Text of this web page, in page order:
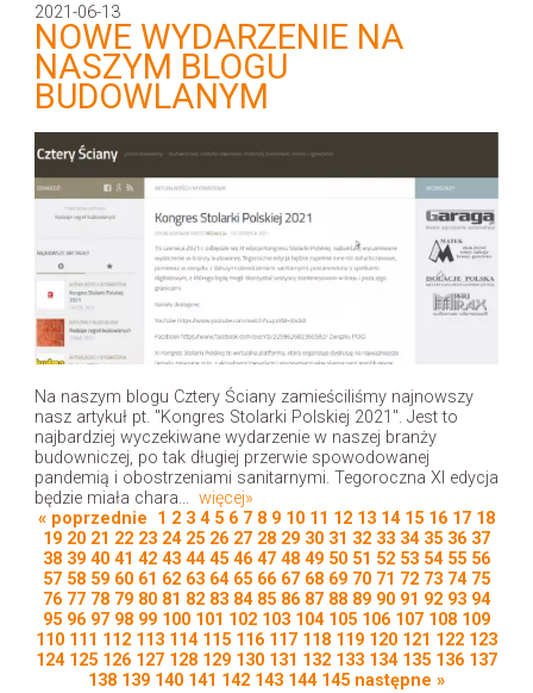
2021-06-13
NOWE WYDARZENIE NA
NASZYM BLOGU
BUDOWLANYM
Na naszym blogu Cztery Ściany zamieściliśmy najnowszy
nasz artykuł pt. "Kongres Stolarki Polskiej 2021". Jest to
najbardziej wyczekiwane wydarzenie w naszej branży
budowniczej, po tak długiej przerwie spowodowanej
pandemią i obostrzeniami sanitarnymi. Tegoroczna XI edycja
będzie miała chara... więcej»
« poprzednie 1 2 3 4 5 6 7 8 9 10 11 12 13 14 15 16 17 18
19 20 21 22 23 24 25 26 27 28 29 30 31 32 33 34 35 36 37
38 39 40 41 42 43 44 45 46 47 48 49 50 51 52 53 54 55 56
57 58 59 60 61 62 63 64 65 66 67 68 69 70 71 72 73 74 75
76 77 78 79 80 81 82 83 84 85 86 87 88 89 90 91 92 93 94
95 96 97 98 99 100 101 102 103 104 105 106 107 108 109
110 111 112 113 114 115 116 117 118 119 120 121 122 123
124 125 126 127 128 129 130 131 132 133 134 135 136 137
138 139 140 141 142 143 144 145 następne »